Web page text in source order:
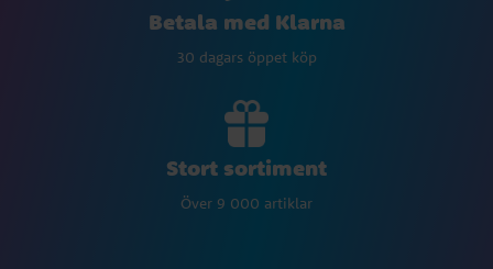
Betala med Klarna
30 dagars öppet köp
Stort sortiment
Över 9 000 artiklar